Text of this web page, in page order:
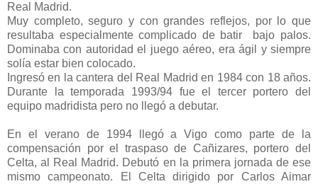
Real Madrid.
Muy completo, seguro y con grandes reflejos, por lo que
resultaba especialmente complicado de batir bajo palos.
Dominaba con autoridad el juego aéreo, era ágil y siempre
solía estar bien colocado.
Ingresó en la cantera del Real Madrid en 1984 con 18 años.
Durante la temporada 1993/94 fue el tercer portero del
equipo madridista pero no llegó a debutar.
En el verano de 1994 llegó a Vigo como parte de la
compensación por el traspaso de Cañizares, portero del
Celta, al Real Madrid. Debutó en la primera jornada de ese
mismo campeonato. El Celta dirigido por Carlos Aimar